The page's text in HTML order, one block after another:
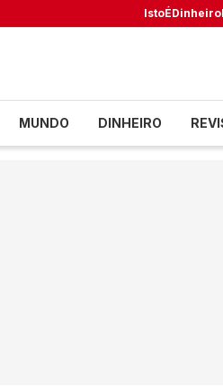
IstoÉDinheiro
MUNDO DINHEIRO